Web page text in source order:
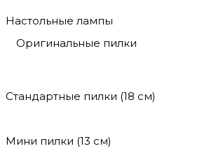
Настольные лампы
Оригинальные пилки
Стандартные пилки (18 см)
Мини пилки (13 см)